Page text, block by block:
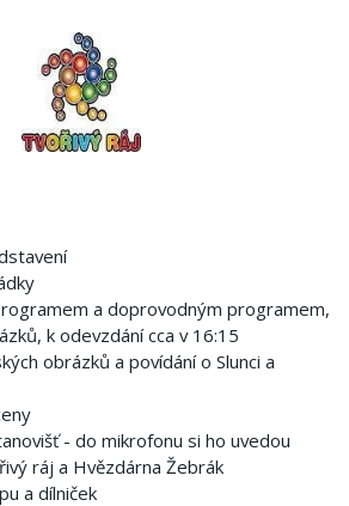
a doprovodným programem,
k odevzdání cca v 16:15
obrázků a povídání o Slunci a
- do mikrofonu si ho uvedou
ráj a Hvězdárna Žebrák
a dílniček